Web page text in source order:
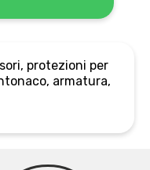
protezioni per
armatura,